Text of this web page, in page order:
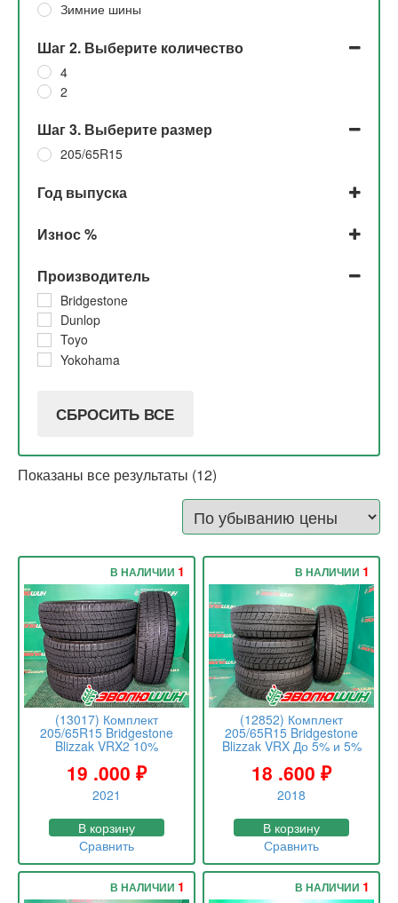
Зимние шины
Шаг 2. Выберите количество
4
2
Шаг 3. Выберите размер
205/65R15
Год выпуска
2021
2018
2016
2015
Износ %
До 5%
5% и 10%
10%
Производитель
Bridgestone
Dunlop
Toyo
Yokohama
СБРОСИТЬ ВСЕ
Показаны все результаты (12)
(13017) Комплект
205/65R15 Bridgestone
Blizzak VRX2 10%
19 .000 ₽
2021
В НАЛИЧИИ 1
В корзину
Сравнить
(12852) Комплект
205/65R15 Bridgestone
Blizzak VRX До 5% и 5%
18 .600₽
2018
В НАЛИЧИИ 1
В корзину
Сравнить
В НАЛИЧИИ 1 В НАЛИЧИИ 1